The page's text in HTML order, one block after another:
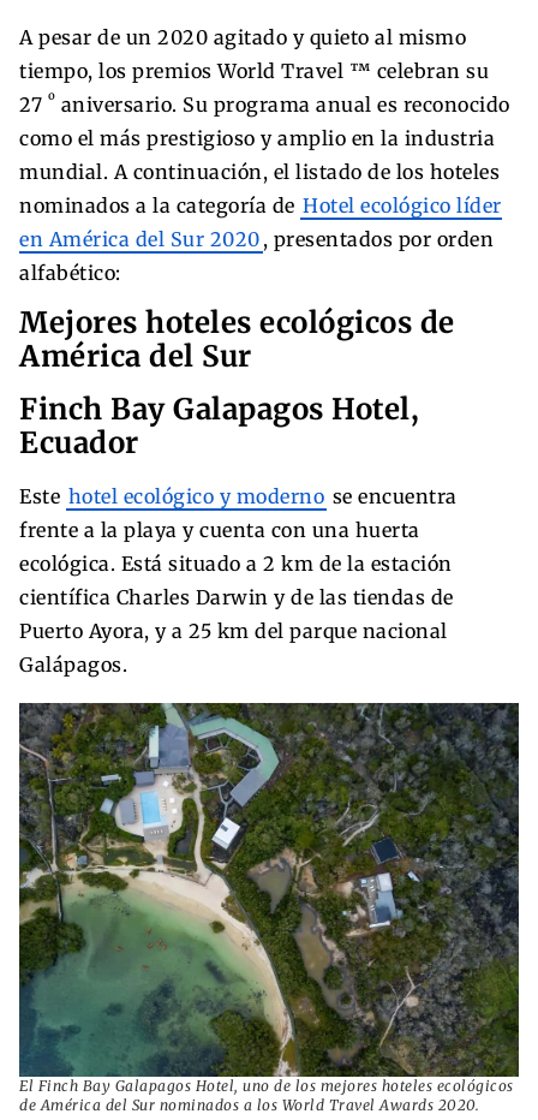
A pesar de un 2020 agitado y quieto al mismo
tiempo, los premios World Travel ™ celebran su
27 º aniversario. Su programa anual es reconocido
como el más prestigioso y amplio en la industria
mundial. A continuación, el listado de los hoteles
nominados a la categoría de Hotel ecológico líder
en América del Sur 2020 , presentados por orden
alfabético:
Mejores hoteles ecológicos de
América del Sur
Finch Bay Galapagos Hotel,
Ecuador
Este hotel ecológico y moderno se encuentra
frente a la playa y cuenta con una huerta
ecológica. Está situado a 2 km de la estación
científica Charles Darwin y de las tiendas de
Puerto Ayora, y a 25 km del parque nacional
Galápagos.
El Finch Bay Galapagos Hotel, uno de los mejores hoteles ecológicos
de América del Sur nominados a los World Travel Awards 2020.